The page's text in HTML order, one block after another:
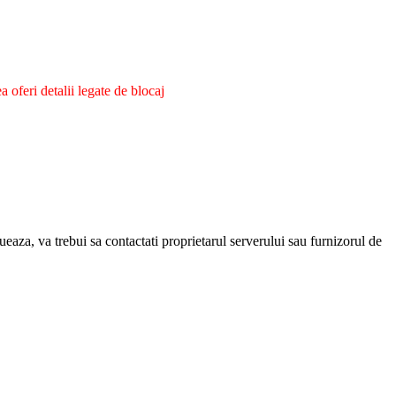
oferi detalii legate de blocaj
va trebui sa contactati proprietarul serverului sau furnizorul de